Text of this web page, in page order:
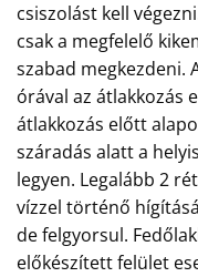
csiszolást kell
csak a megfelelő
szabad megkezdeni.
órával az átlakkozás
átlakkozás előtt
száradás alatt a
legyen. Legalább 2
vízzel történő
de felgyorsul.
előkészített felület